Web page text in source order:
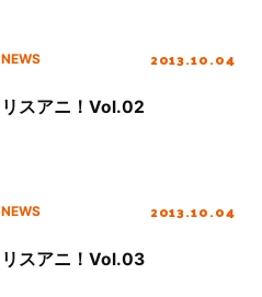
NEWS 2013.10.04
リスアニ！Vol.02
NEWS 2013.10.04
リスアニ！Vol.03